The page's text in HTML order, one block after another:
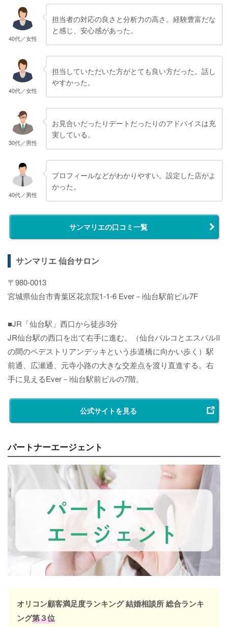
40代／女性
担当者の対応の良さと分析力の高さ。経験豊富だな
と感じ、安心感があった。
40代／女性
担当していただいた方がとても良い方だった。話し
やすかった。
30代／男性
お見合いだったりデートだったりのアドバイスは充
実している。
40代／男性
プロフィールなどがわかりやすい。設定した店がよ
かった。
サンマリエの口コミ一覧
サンマリエ 仙台サロン
〒980-0013
宮城県仙台市青葉区花京院1-1-6 Ever－i仙台駅前ビル7F
■JR「仙台駅」西口から徒歩3分
JR仙台駅の西口を出て右手に進む。（仙台パルコとエスパルⅡ
の間のペデストリアンデッキという歩道橋に向かい歩く）駅
前通、広瀬通、元寺小路の大きな交差点を渡り直進する。右
手に見えるEver－i仙台駅前ビルの7階。
公式サイトを見る
パートナーエージェント
オリコン顧客満足度ランキング 結婚相談所 総合ランキ
ング第３位